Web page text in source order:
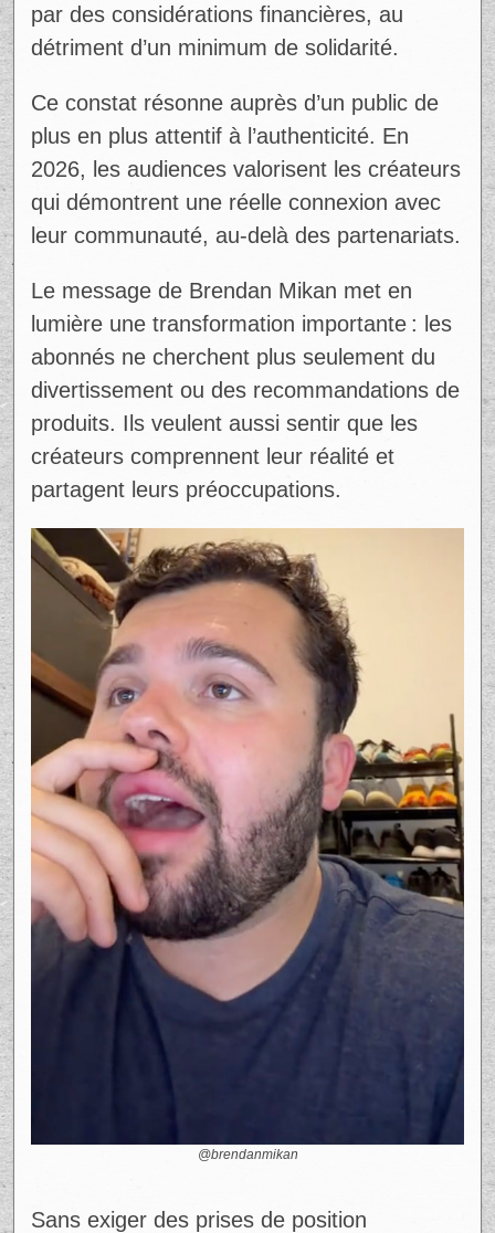
par des considérations financières, au
détriment d’un minimum de solidarité.
Ce constat résonne auprès d’un public de
plus en plus attentif à l’authenticité. En
2026, les audiences valorisent les créateurs
qui démontrent une réelle connexion avec
leur communauté, au-delà des partenariats.
Le message de Brendan Mikan met en
lumière une transformation importante : les
abonnés ne cherchent plus seulement du
divertissement ou des recommandations de
produits. Ils veulent aussi sentir que les
créateurs comprennent leur réalité et
partagent leurs préoccupations.
@brendanmikan
Sans exiger des prises de position